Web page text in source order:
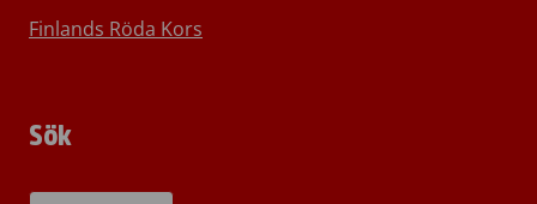
Finlands Röda Kors
Sök